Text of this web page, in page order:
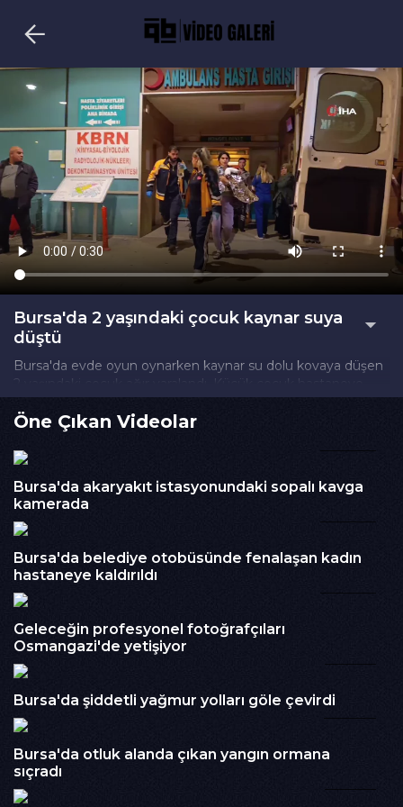
Bursa'da 2 yaşındaki çocuk kaynar suya
düştü
Bursa'da evde oyun oynarken kaynar su dolu kovaya düşen
2 yaşındaki çocuk ağır yaralandı. Küçük çocuk hastaneye
kaldırılarak tedavi altına alındı.
İzlenme : 533
Kategori :
Embed Kodu :
Öne Çıkan Videolar
Bursa'da akaryakıt istasyonundaki sopalı kavga
kamerada
Bursa'da belediye otobüsünde fenalaşan kadın
hastaneye kaldırıldı
Geleceğin profesyonel fotoğrafçıları
Osmangazi'de yetişiyor
Bursa'da şiddetli yağmur yolları göle çevirdi00:14
Bursa'da otluk alanda çıkan yangın ormana
sıçradı